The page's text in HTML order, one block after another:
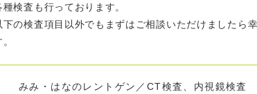
種検査も行っております。
下の検査項目以外でもまずはご相談いただけましたら
みみ・はなのレントゲン／CT検査、内視鏡検査